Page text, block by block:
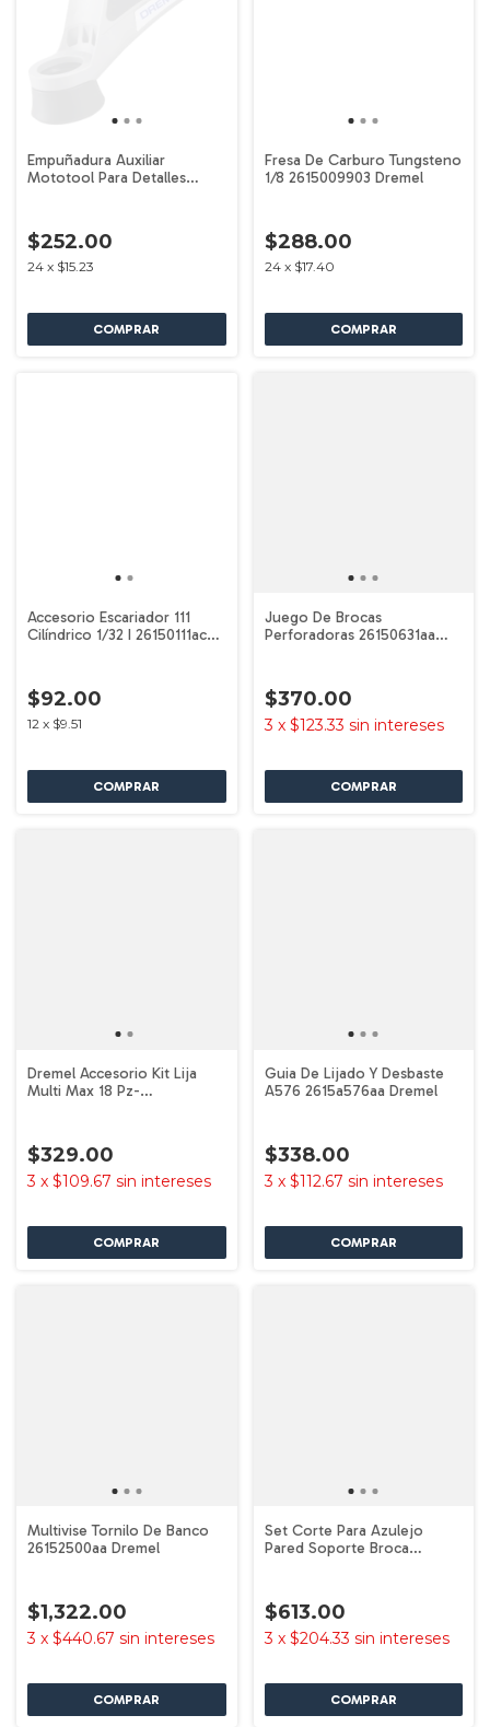
Empuñadura Auxiliar
Mototool Para Detalles
$252.00
24 x $15.23
Fresa De Carburo Tungsteno
1/8 2615009903 Dremel
$288.00
24 x $17.40
Accesorio Escariador 111
Cilíndrico 1/32 I 26150111ac
$92.00
12 x $9.51
Juego De Brocas
Perforadoras 26150631aa
$370.00
3 x $123.33 sin intereses
Dremel Accesorio Kit Lija
Multi Max 18 Pz-
$329.00
3 x $109.67 sin intereses
Guia De Lijado Y Desbaste
A576 2615a576aa Dremel
$338.00
3 x $112.67 sin intereses
Multivise Tornilo De Banco
26152500aa Dremel
$1,322.00
3 x $440.67 sin intereses
Set Corte Para Azulejo
Pared Soporte Broca
$613.00
3 x $204.33 sin intereses